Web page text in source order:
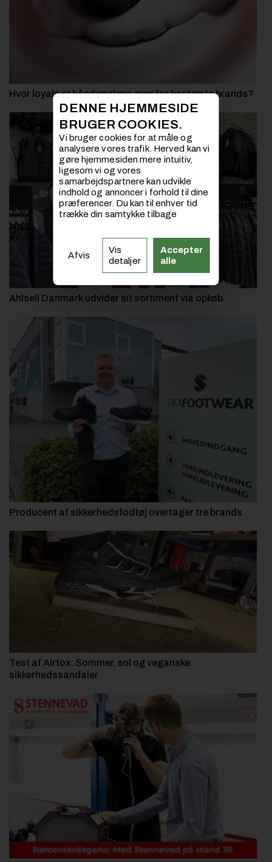
Hvor loyale er håndværkere over for bestemte brands?
Ahlsell Danmark udvider sit sortiment via opkøb
Producent af sikkerhedsfodtøj overtager tre brands
Test af Airtox: Sommer, sol og veganske
sikkerhedssandaler
DENNE HJEMMESIDE
BRUGER COOKIES.
Vi bruger cookies for at måle og
analysere vores trafik. Herved kan vi
gøre hjemmesiden mere intuitiv,
ligesom vi og vores
samarbejdspartnere kan udvikle
indhold og annoncer i forhold til dine
præferencer. Du kan til enhver tid
trække din samtykke tilbage
Afvis
Vis
detaljer
Accepter
alle